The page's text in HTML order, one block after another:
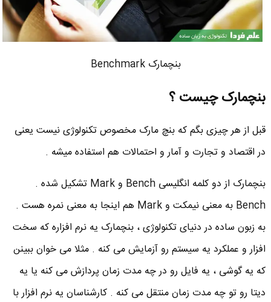
بنچمارک Benchmark
بنچمارک چیست ؟
قبل از هر چیزی بگم که بنچ مارک مخصوص تکنولوژی نیست یعنی
در اقتصاد و تجارت و آمار و احتمالات هم استفاده میشه .
بنچمارک از دو کلمه انگلیسی Bench و Mark تشکیل شده .
Bench به معنی نیمکت و Mark هم اینجا به معنی نمره هست .
به زبون ساده در دنیای تکنولوژی ، بنچمارک یه نرم افزاره که سخت
افزار و عملکرد یه سیستم رو آزمایش می کنه . مثلا می خوان ببینن
که یه گوشی ، یه فایل رو در چه مدت زمان پردازش می کنه یا یه
دیتا رو تو چه مدت زمان منتقل می کنه . کارشناسان یه نرم افزار با